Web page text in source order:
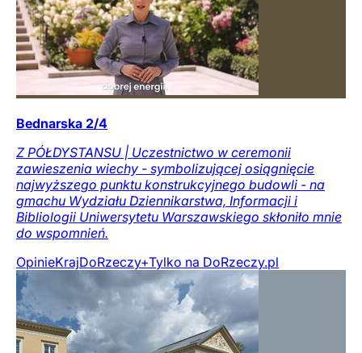
Bednarska 2/4
Z PÓŁDYSTANSU | Uczestnictwo w ceremonii
zawieszenia wiechy - symbolizującej osiągnięcie
najwyższego punktu konstrukcyjnego budowli - na
gmachu Wydziału Dziennikarstwa, Informacji i
Bibliologii Uniwersytetu Warszawskiego skłoniło mnie
do wspomnień.
OpinieKrajDoRzeczy+Tylko na DoRzeczy.pl